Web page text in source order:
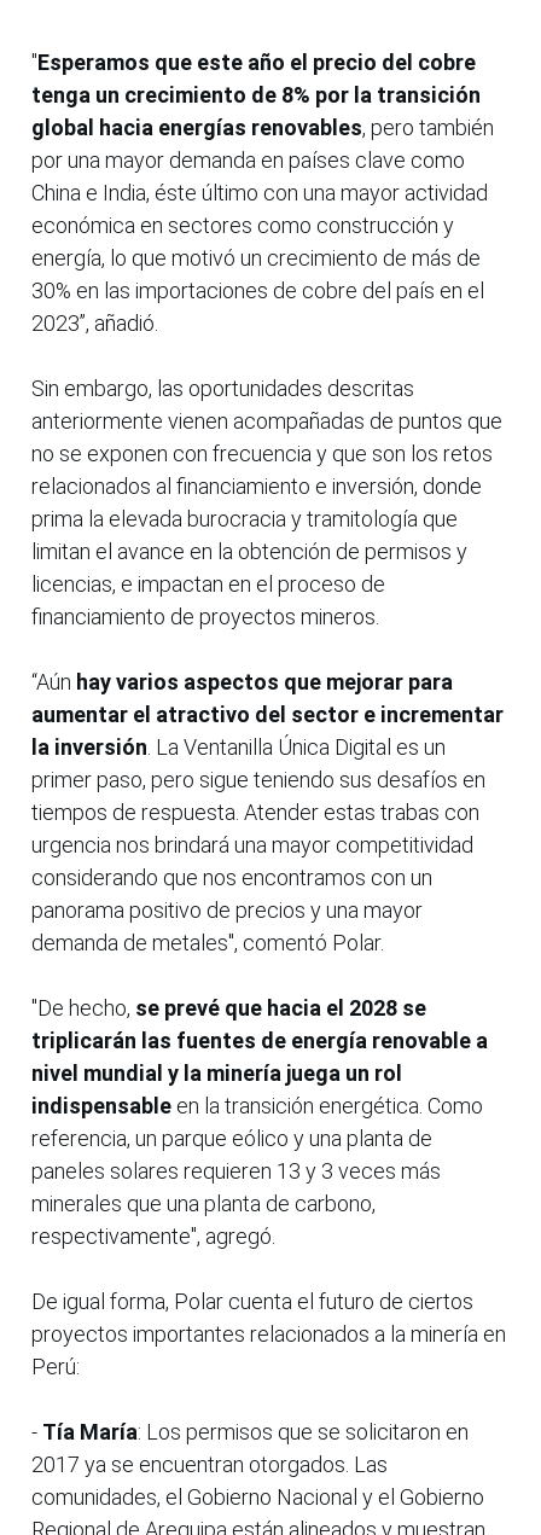
"Esperamos que este año el precio del cobre
tenga un crecimiento de 8% por la transición
global hacia energías renovables, pero también
por una mayor demanda en países clave como
China e India, éste último con una mayor actividad
económica en sectores como construcción y
energía, lo que motivó un crecimiento de más de
30% en las importaciones de cobre del país en el
2023”, añadió.
Sin embargo, las oportunidades descritas
anteriormente vienen acompañadas de puntos que
no se exponen con frecuencia y que son los retos
relacionados al financiamiento e inversión, donde
prima la elevada burocracia y tramitología que
limitan el avance en la obtención de permisos y
licencias, e impactan en el proceso de
financiamiento de proyectos mineros.
“Aún hay varios aspectos que mejorar para
aumentar el atractivo del sector e incrementar
la inversión . La Ventanilla Única Digital es un
primer paso, pero sigue teniendo sus desafíos en
tiempos de respuesta. Atender estas trabas con
urgencia nos brindará una mayor competitividad
considerando que nos encontramos con un
panorama positivo de precios y una mayor
demanda de metales", comentó Polar.
"De hecho, se prevé que hacia el 2028 se
triplicarán las fuentes de energía renovable a
nivel mundial y la minería juega un rol
indispensable en la transición energética. Como
referencia, un parque eólico y una planta de
paneles solares requieren 13 y 3 veces más
minerales que una planta de carbono,
respectivamente", agregó.
De igual forma, Polar cuenta el futuro de ciertos
proyectos importantes relacionados a la minería en
Perú:
- Tía María: Los permisos que se solicitaron en
2017 ya se encuentran otorgados. Las
comunidades, el Gobierno Nacional y el Gobierno
Regional de Arequipa están alineados y muestran